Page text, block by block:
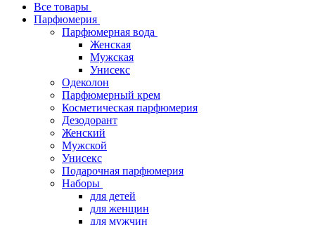
Все товары
Парфюмерия
Парфюмерная вода
Женская
Мужская
Унисекс
Одеколон
Парфюмерный крем
Косметическая парфюмерия
Дезодорант
Женский
Мужской
Унисекс
Подарочная парфюмерия
Наборы
для детей
для женщин
для мужчин